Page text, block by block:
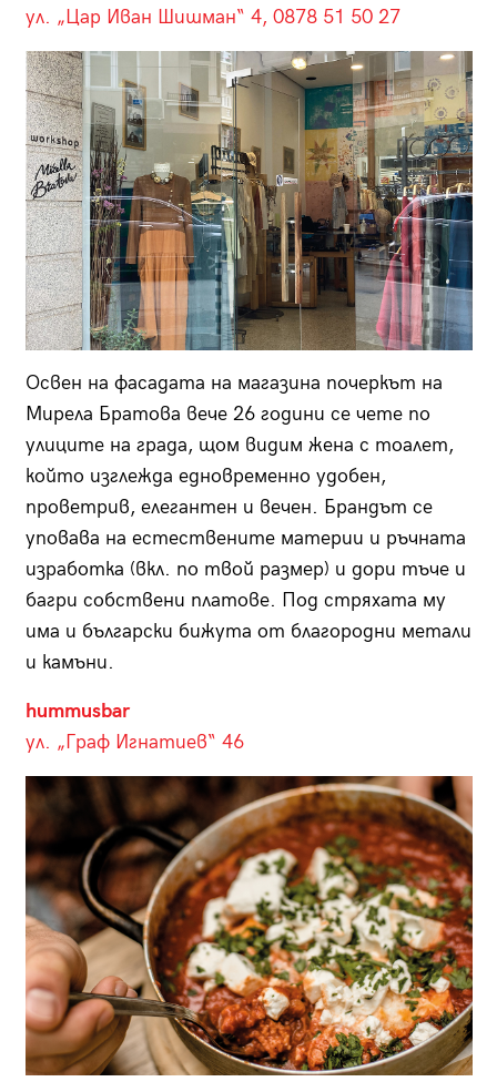
ул. „Цар Иван Шишман“ 4, 0878 51 50 27
Освен на фасадата на магазина почеркът на
Мирела Братова вече 26 години се чете по
улиците на града, щом видим жена с тоалет,
който изглежда едновременно удобен,
проветрив, елегантен и вечен. Брандът се
уповава на естествените материи и ръчната
изработка (вкл. по твой размер) и дори тъче и
багри собствени платове. Под стряхата му
има и български бижута от благородни метали
и камъни.
hummusbar
ул. „Граф Игнатиев“ 46